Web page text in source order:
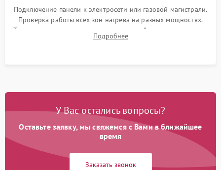
Подключение панели к электросети или газовой магистрали.
Проверка работы всех зон нагрева на разных мощностях.
Тестирование сенсорного управления, таймера, индикаторов
остаточного тепла и систем защиты от перегрева.
Подробнее
У Вас остались вопросы?
Оставьте заявку, мы свяжемся с Вами в ближайшее
время
Заказать звонок